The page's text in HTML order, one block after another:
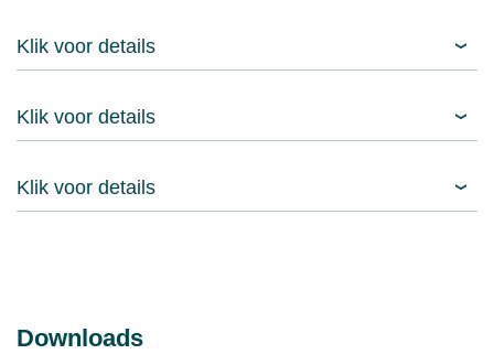
Klik voor details
Klik voor details
Klik voor details
Downloads